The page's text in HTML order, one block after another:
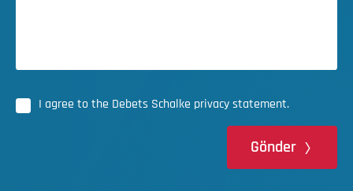
I agree to the Debets Schalke privacy statement.
Gönder